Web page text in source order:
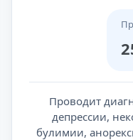
Проводит
депрессии,
булимии,